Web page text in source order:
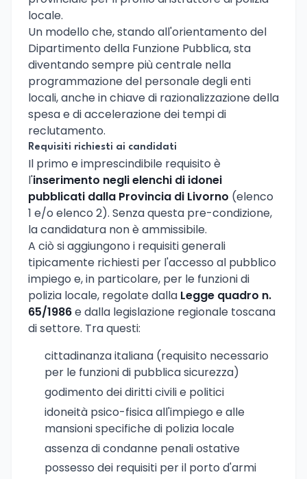
locale.
Un modello che, stando all'orientamento del
Dipartimento della Funzione Pubblica, sta
diventando sempre più centrale nella
programmazione del personale degli enti
locali, anche in chiave di razionalizzazione della
spesa e di accelerazione dei tempi di
reclutamento.
Requisiti richiesti ai candidati
Il primo e imprescindibile requisito è
l'inserimento negli elenchi di idonei
pubblicati dalla Provincia di Livorno (elenco
1 e/o elenco 2). Senza questa pre-condizione,
la candidatura non è ammissibile.
A ciò si aggiungono i requisiti generali
tipicamente richiesti per l'accesso al pubblico
impiego e, in particolare, per le funzioni di
polizia locale, regolate dalla Legge quadro n.
65/1986e dalla legislazione regionale toscana
di settore. Tra questi:
cittadinanza italiana (requisito necessario
per le funzioni di pubblica sicurezza)
godimento dei diritti civili e politici
idoneità psico-fisica all'impiego e alle
mansioni specifiche di polizia locale
assenza di condanne penali ostative
possesso dei requisiti per il porto d'armi